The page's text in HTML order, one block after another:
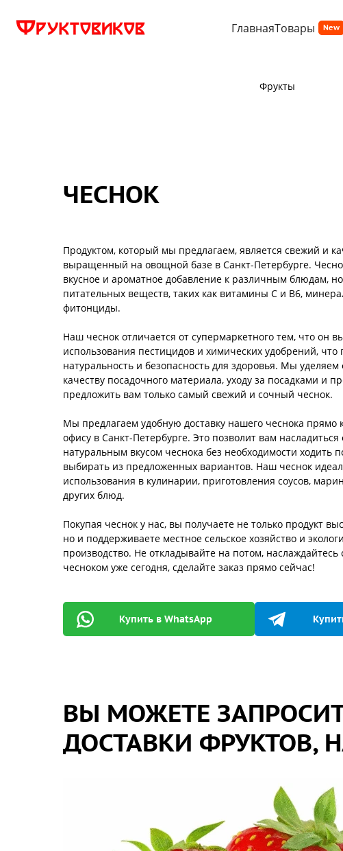
ГлавнаяТовары New
Фрукты
ЧЕСНОК
Продуктом, который мы предлагаем, является свежий и
выращенный на овощной базе в Санкт-Петербурге.
вкусное и ароматное добавление к различным блюдам,
питательных веществ, таких как витамины С и В6,
фитонциды.
Наш чеснок отличается от супермаркетного тем, что он
использования пестицидов и химических удобрений, что
натуральность и безопасность для здоровья. Мы
качеству посадочного материала, уходу за посадками и
предложить вам только самый свежий и сочный чеснок.
Мы предлагаем удобную доставку нашего чеснока прямо
офису в Санкт-Петербурге. Это позволит вам
натуральным вкусом чеснока без необходимости ходить
выбирать из предложенных вариантов. Наш чеснок
использования в кулинарии, приготовления соусов,
других блюд.
Покупая чеснок у нас, вы получаете не только продукт
но и поддерживаете местное сельское хозяйство и
производство. Не откладывайте на потом,
чесноком уже сегодня, сделайте заказ прямо сейчас!
Купить в WhatsApp
ВЫ МОЖЕТЕ
ДОСТАВКИ ФРУКТОВ,